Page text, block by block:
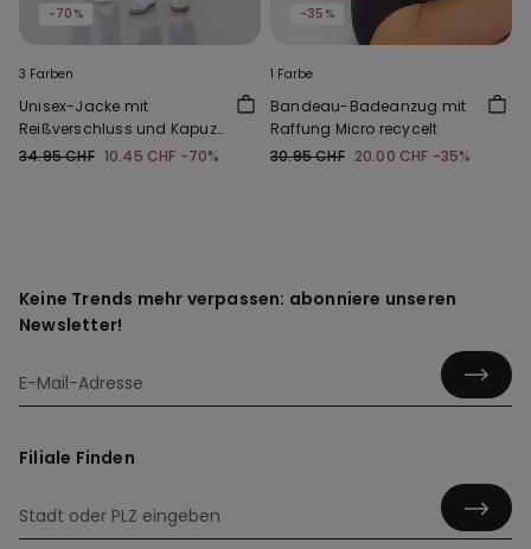
-70%
3 Farben
Unisex-Jacke mit
Reißverschluss und Kapuze
aus Funktionsgewebe für
34.95 CHF 10.45 CHF -70%
-35%
1 Farbe
Bandeau-Badeanzug mit
Raffung Micro recycelt
30.95 CHF 20.00 CHF -35%
Keine Trends mehr verpassen: abonniere unseren
Newsletter!
Filiale Finden